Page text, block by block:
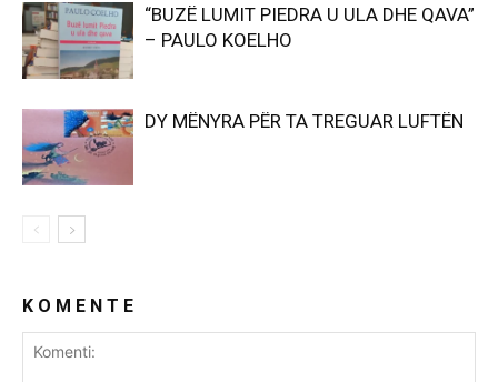
“BUZË LUMIT PIEDRA U ULA DHE QAVA”
– PAULO KOELHO
DY MËNYRA PËR TA TREGUAR LUFTËN
K O M E N T E